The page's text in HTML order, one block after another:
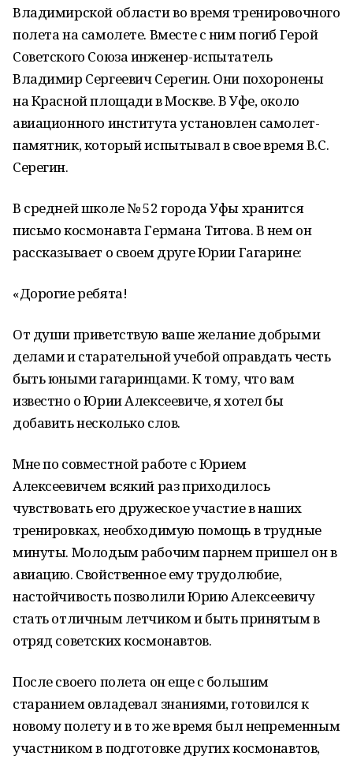
Владимирской области во время тренировочного
полета на самолете. Вместе с ним погиб Герой
Советского Союза инженер-испытатель
Владимир Сергеевич Серегин. Они похоронены
на Красной площади в Москве. В Уфе, около
авиационного института установлен самолет-
памятник, который испытывал в свое время В.С.
Серегин.
В средней школе № 52 города Уфы хранится
письмо космонавта Германа Титова. В нем он
рассказывает о своем друге Юрии Гагарине:
«Дорогие ребята!
От души приветствую ваше желание добрыми
делами и старательной учебой оправдать честь
быть юными гагаринцами. К тому, что вам
известно о Юрии Алексеевиче, я хотел бы
добавить несколько слов.
Мне по совместной работе с Юрием
Алексеевичем всякий раз приходилось
чувствовать его дружеское участие в наших
тренировках, необходимую помощь в трудные
минуты. Молодым рабочим парнем пришел он в
авиацию. Свойственное ему трудолюбие,
настойчивость позволили Юрию Алексеевичу
стать отличным летчиком и быть принятым в
отряд советских космонавтов.
После своего полета он еще с большим
старанием овладевал знаниями, готовился к
новому полету и в то же время был непременным
участником в подготовке других космонавтов,